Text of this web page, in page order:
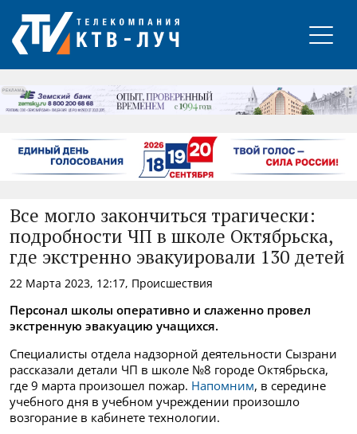
РЕКЛАМА
Все могло закончиться трагически:
подробности ЧП в школе Октябрьска,
где экстренно эвакуировали 130 детей
22 Марта 2023, 12:17, Происшествия
Персонал школы оперативно и слаженно провел
экстренную эвакуацию учащихся.
Специалисты отдела надзорной деятельности Сызрани
рассказали детали ЧП в школе №8 городе Октябрьска,
где 9 марта произошел пожар. Напомним, в середине
учебного дня в учебном учреждении произошло
возгорание в кабинете технологии.